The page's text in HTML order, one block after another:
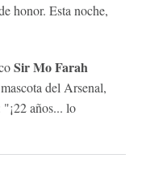
honor. Esta noche,
Sir Mo Farah
del Arsenal,
años... lo